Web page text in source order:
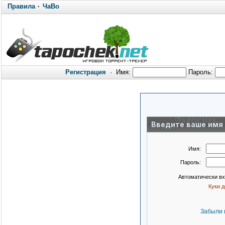
Правила· ЧаВо
Регистрация · Имя: Пароль:
Введите ваше имя
Имя:
Пароль:
Автоматически
Куки
Забыли